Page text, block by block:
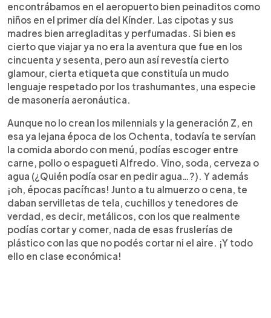
encontrábamos en el aeropuerto bien peinaditos como
niños en el primer día del Kínder. Las cipotas y sus
madres bien arregladitas y perfumadas. Si bien es
cierto que viajar ya no era la aventura que fue en los
cincuenta y sesenta, pero aun así revestía cierto
glamour, cierta etiqueta que constituía un mudo
lenguaje respetado por los trashumantes, una especie
de masonería aeronáutica.
Aunque no lo crean los milennials y la generación Z, en
esa ya lejana época de los Ochenta, todavía te servían
la comida abordo con menú, podías escoger entre
carne, pollo o espagueti Alfredo. Vino, soda, cerveza o
agua (¿Quién podía osar en pedir agua…?). Y además
¡oh, épocas pacíficas! Junto a tu almuerzo o cena, te
daban servilletas de tela, cuchillos y tenedores de
verdad, es decir, metálicos, con los que realmente
podías cortar y comer, nada de esas fruslerías de
plástico con las que no podés cortar ni el aire. ¡Y todo
ello en clase económica!